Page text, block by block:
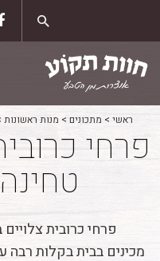
content
ראשי > מתכונים > מנות ראשונות
פרחי
פרחי כרובית
מכינים בבית בקלות